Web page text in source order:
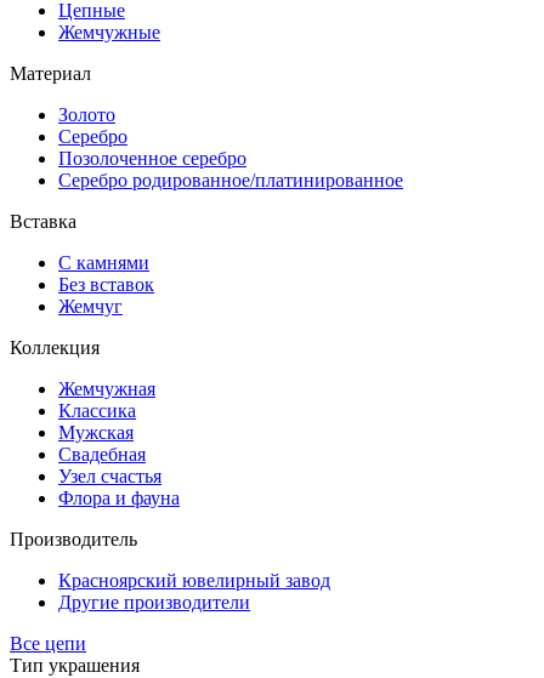
Цепные
Жемчужные
Материал
Золото
Серебро
Позолоченное серебро
Серебро родированное/платинированное
Вставка
С камнями
Без вставок
Жемчуг
Коллекция
Жемчужная
Классика
Мужская
Свадебная
Узел счастья
Флора и фауна
Производитель
Красноярский ювелирный завод
Другие производители
Все цепи
Тип украшения